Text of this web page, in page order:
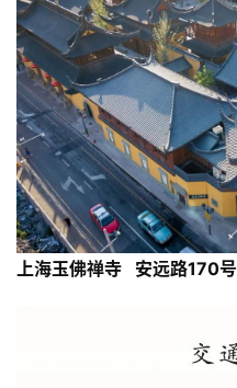
上海玉佛禅寺 安远路170号